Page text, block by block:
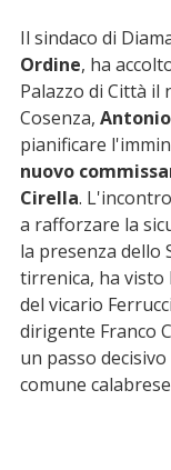
Il sindaco di
Ordine, ha
Palazzo di Città il
Cosenza,
pianificare
nuovo
Cirella.
a rafforzare la
la presenza dello
tirrenica, ha visto
del vicario
dirigente Franco
un passo
comune